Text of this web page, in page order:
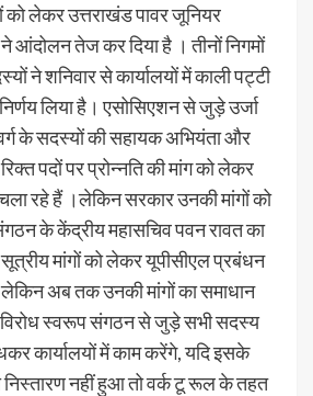
को लेकर उत्तराखंड पावर जूनियर
आंदोलन तेज कर दिया है । तीनों निगमों
ने शनिवार से कार्यालयों में काली पट्टी
लिया है। एसोसिएशन से जुड़े उर्जा
के सदस्यों की सहायक अभियंता और
पदों पर प्रोन्नति की मांग को लेकर
चला रहे हैं ।लेकिन सरकार उनकी मांगों को
के केंद्रीय महासचिव पवन रावत का
मांगों को लेकर यूपीसीएल प्रबंधन
लेकिन अब तक उनकी मांगों का समाधान
विरोध स्वरूप संगठन से जुड़े सभी सदस्य
कार्यालयों में काम करेंगे, यदि इसके
निस्तारण नहीं हुआ तो वर्क टू रूल के तहत